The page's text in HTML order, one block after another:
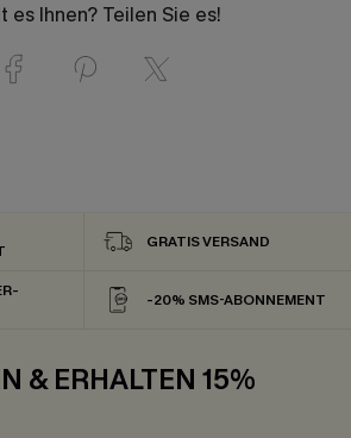
es Ihnen? Teilen Sie es!
GRATIS VERSAND
-20% SMS-ABONNEMENT
& ERHALTEN 15%